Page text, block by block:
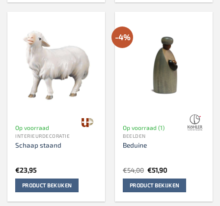
Op voorraad
INTERIEURDECORATIE
Schaap staand
€23,95
PRODUCT BEKIJKEN
-4%
Op voorraad (1)
BEELDEN
Beduine
€54,00 Oorspronkelijke
prijs
was:
€54,00.
€51,90Huidige
is:
€51,90.
PRODUCT BEKIJKEN